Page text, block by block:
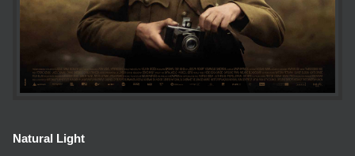
Natural Light